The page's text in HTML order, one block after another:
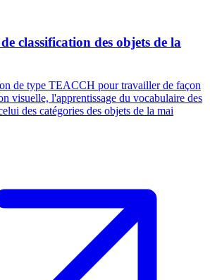
classification des objets de la
de type TEACCH pour travailler de façon
visuelle, l'apprentissage du vocabulaire des
des catégories des objets de la mai